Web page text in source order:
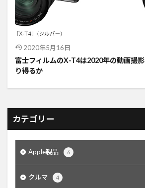
2020年5月16日
富士フィルムのX-T4は2020年の動画撮
り得るか
カテゴリー
Apple製品 6
クルマ 4